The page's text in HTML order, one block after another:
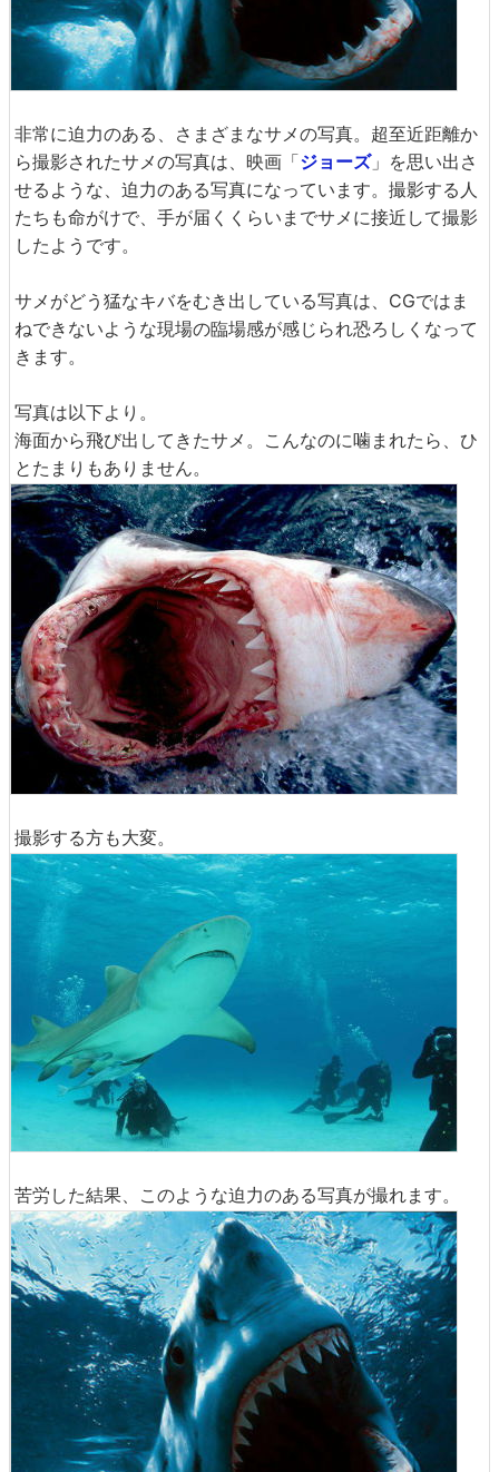
非常に迫力のある、さまざまなサメの写真。超至近距離か
ら撮影されたサメの写真は、映画「ジョーズ」を思い出さ
せるような、迫力のある写真になっています。撮影する人
たちも命がけで、手が届くくらいまでサメに接近して撮影
したようです。
サメがどう猛なキバをむき出している写真は、CGではま
ねできないような現場の臨場感が感じられ恐ろしくなって
きます。
写真は以下より。
海面から飛び出してきたサメ。こんなのに噛まれたら、ひ
とたまりもありません。
撮影する方も大変。
苦労した結果、このような迫力のある写真が撮れます。